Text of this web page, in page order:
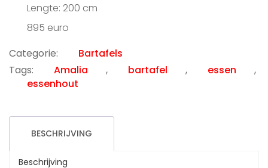
Lengte: 200 cm
895 euro
Categorie:
Bartafels
Tags:
Amalia , bartafel , essen
,
essenhout
BESCHRIJVING
Beschrijving